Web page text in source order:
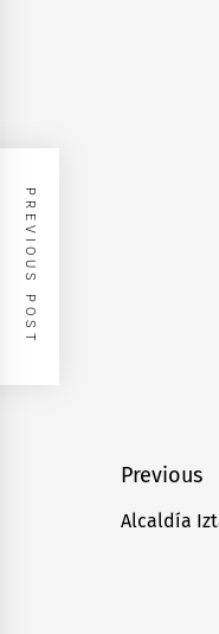
de
Previous
Previous
Alcaldía
PREVIOUS POST